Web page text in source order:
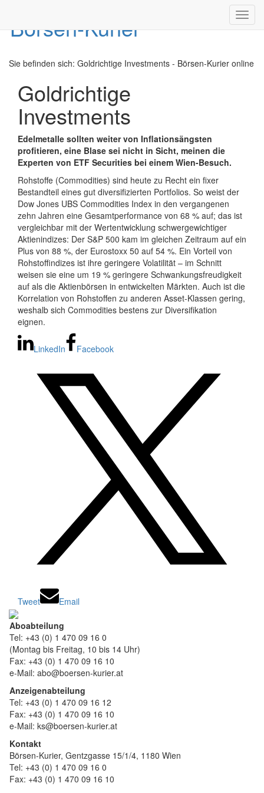
Sie befinden sich: Goldrichtige Investments - Börsen-Kurier online
Goldrichtige
Investments
Edelmetalle sollten weiter von Inflationsängsten
profitieren, eine Blase sei nicht in Sicht, meinen die
Experten von ETF Securities bei einem Wien-Besuch.
Rohstoffe (Commodities) sind heute zu Recht ein fixer
Bestandteil eines gut diversifizierten Portfolios. So weist der
Dow Jones UBS Commodities Index in den vergangenen
zehn Jahren eine Gesamtperformance von 68 % auf; das ist
vergleichbar mit der Wertentwicklung schwergewichtiger
Aktienindizes: Der S&P 500 kam im gleichen Zeitraum auf ein
Plus von 88 %, der Eurostoxx 50 auf 54 %. Ein Vorteil von
Rohstoffindizes ist ihre geringere Volatilität – im Schnitt
weisen sie eine um 19 % geringere Schwankungsfreudigkeit
auf als die Aktienbörsen in entwickelten Märkten. Auch ist die
Korrelation von Rohstoffen zu anderen Asset-Klassen gering,
weshalb sich Commodities bestens zur Diversifikation
eignen.
LinkedIn Facebook
Tweet Email
Aboabteilung
Tel: +43 (0) 1 470 09 16 0
(Montag bis Freitag, 10 bis 14 Uhr)
Fax: +43 (0) 1 470 09 16 10
e-Mail: abo@boersen-kurier.at
Anzeigenabteilung
Tel: +43 (0) 1 470 09 16 12
Fax: +43 (0) 1 470 09 16 10
e-Mail: ks@boersen-kurier.at
Kontakt
Börsen-Kurier, Gentzgasse 15/1/4, 1180 Wien
Tel: +43 (0) 1 470 09 16 0
Fax: +43 (0) 1 470 09 16 10